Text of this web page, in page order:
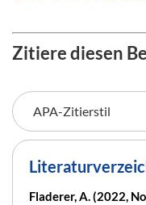
Zitiere diesen
Fladerer, A. (2022,